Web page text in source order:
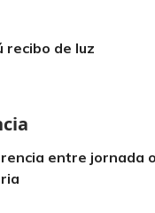
recibo de luz
entre jornada